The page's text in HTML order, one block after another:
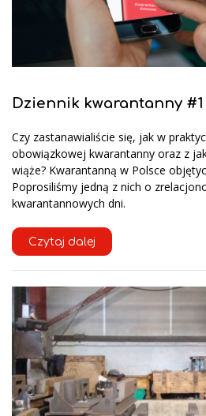
Dziennik kwarantanny #1
Czy zastanawialiście się, jak w
obowiązkowej kwarantanny oraz z
wiąże? Kwarantanną w Polsce
Poprosiliśmy jedną z nich o
kwarantannowych dni.
Czytaj dalej